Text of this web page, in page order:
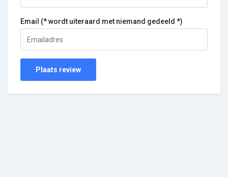
Email (* wordt uiteraard met niemand gedeeld *)
Plaats review